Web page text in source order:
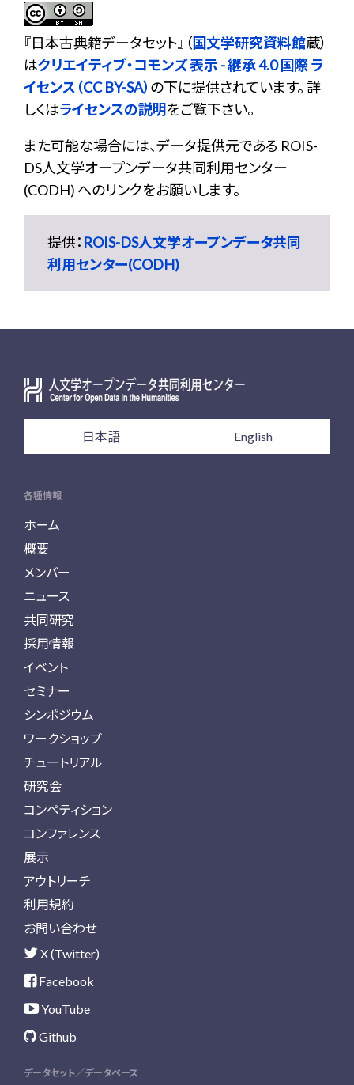
『日本古典籍データセット 』（国文学研究資料館蔵）
はクリエイティブ・コモンズ 表示 - 継承 4.0 国際 ラ
イセンス（CC BY-SA） の下に提供されています。 詳
しくはライセンスの説明をご覧下さい。
また可能な場合には、データ提供元である ROIS-
DS人文学オープンデータ共同利用センター
(CODH) へのリンクをお願いします。
提供： ROIS-DS人文学オープンデータ共同
利用センター(CODH)
日本語 English
各種情報
ホーム
概要
メンバー
ニュース
共同研究
採用情報
イベント
セミナー
シンポジウム
ワークショップ
チュートリアル
研究会
コンペティション
コンファレンス
展示
アウトリーチ
利用規約
お問い合わせ
X (Twitter)
Facebook
YouTube
Github
データセット／データベース